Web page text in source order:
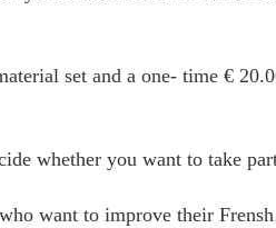
set and a one- time €
whether you want to take
want to improve their